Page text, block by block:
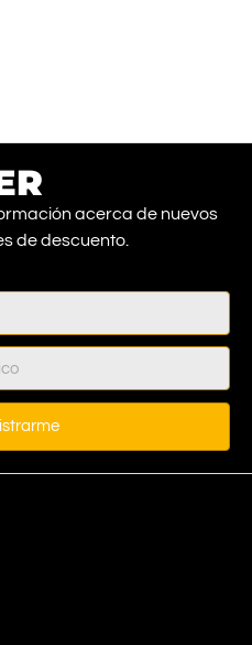
acerca de nuevos
de descuento.